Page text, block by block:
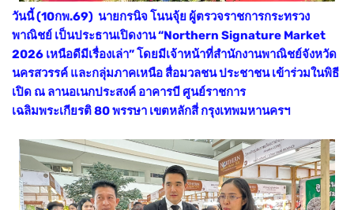
วันนี้ (10กพ.69) นายกรนิจ โนนจุ้ย ผู้ตรวจราชการกระทรวง
พาณิชย์ เป็นประธานเปิดงาน “Northern Signature Market
2026 เหนือดีมีเรื่องเล่า” โดยมีเจ้าหน้าที่สำนักงานพาณิชย์จังหวัด
นครสวรรค์ และกลุ่มภาคเหนือ สื่อมวลชน ประชาชน เข้าร่วมในพิธี
เปิด ณ ลานอเนกประสงค์ อาคารบี ศูนย์ราชการ
เฉลิมพระเกียรติ 80 พรรษา เขตหลักสี่ กรุงเทพมหานครฯ